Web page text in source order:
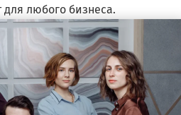
для любого бизнеса.